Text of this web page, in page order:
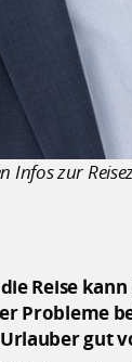
zur
Reise
Probleme
gut